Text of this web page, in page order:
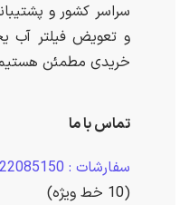
سراسر کشور و
و تعویض فیلتر آب
خریدی مطمئن
تماس با ما
سفارشات : 22085150 -021
(10 خط ویژه)